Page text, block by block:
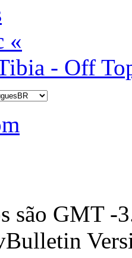
«
- Off
são GMT -